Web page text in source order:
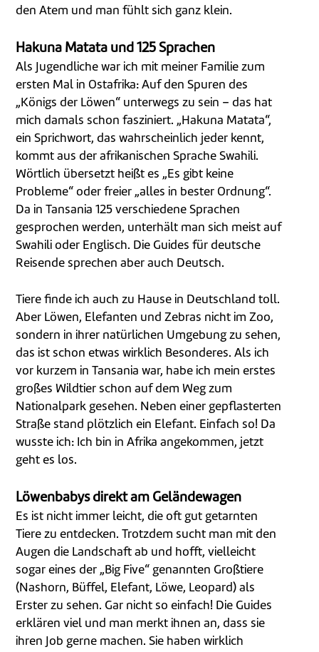
den Atem und man fühlt sich ganz klein.
Hakuna Matata und 125 Sprachen
Als Jugendliche war ich mit meiner Familie zum
ersten Mal in Ostafrika: Auf den Spuren des
„Königs der Löwen“ unterwegs zu sein – das hat
mich damals schon fasziniert. „Hakuna Matata“,
ein Sprichwort, das wahrscheinlich jeder kennt,
kommt aus der afrikani­schen Sprache Swahili.
Wörtlich übersetzt heißt es „Es gibt keine
Probleme“ oder freier „alles in bester Ordnung“.
Da in Tansania 125 verschiedene Sprachen
gesprochen werden, unterhält man sich meist auf
Swahili oder Englisch. Die Guides für deutsche
Reisende sprechen aber auch Deutsch.
Tiere finde ich auch zu Hause in Deutschland toll.
Aber Löwen, Elefanten und Zebras nicht im Zoo,
sondern in ihrer natürlichen Umgebung zu sehen,
das ist schon etwas wirklich Besonderes. Als ich
vor kurzem in Tansania war, habe ich mein erstes
großes Wildtier schon auf dem Weg zum
Nationalpark gesehen. Neben einer gepflasterten
Straße stand plötzlich ein Elefant. Einfach so! Da
wusste ich: Ich bin in Afrika angekommen, jetzt
geht es los.
Löwenbabys direkt am Geländewagen
Es ist nicht immer leicht, die oft gut getarnten
Tiere zu entdecken. Trotzdem sucht man mit den
Augen die Landschaft ab und hofft, vielleicht
sogar eines der „Big Five“ genannten Großtiere
(Nashorn, Büffel, Elefant, Löwe, Leopard) als
Erster zu sehen. Gar nicht so einfach! Die Guides
erklären viel und man merkt ihnen an, dass sie
ihren Job gerne machen. Sie haben wirklich